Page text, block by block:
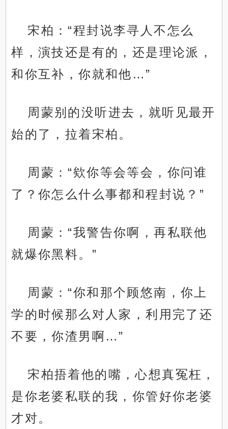
宋柏：“程封说李寻人不怎么
样，演技还是有的，还是理论派，
和你互补，你就和他…”
周蒙别的没听进去，就听见最开
始的了，拉着宋柏。
周蒙：“欸你等会等会，你问谁
了？你怎么什么事都和程封说？”
周蒙：“我警告你啊，再私联他
就爆你黑料。”
周蒙：“你和那个顾悠南，你上
学的时候那么对人家，利用完了还
不要，你渣男啊…”
宋柏捂着他的嘴，心想真冤枉，
是你老婆私联的我，你管好你老婆
才对。